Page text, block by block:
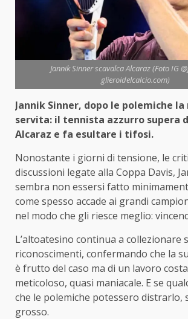
Jannik Sinner scavalca Alcaraz (Foto IG
glieroidelcalcio.com)
Jannik Sinner, dopo le polemiche
servita: il tennista azzurro supera
Alcaraz e fa esultare i tifosi.
Nonostante i giorni di tensione, le
discussioni legate alla Coppa Davis,
sembra non essersi fatto
come spesso accade ai grandi
nel modo che gli riesce meglio:
L’altoatesino continua a collezionare
riconoscimenti, confermando che la
è frutto del caso ma di un lavoro
meticoloso, quasi maniacale. E se
che le polemiche potessero distrarlo,
grosso.